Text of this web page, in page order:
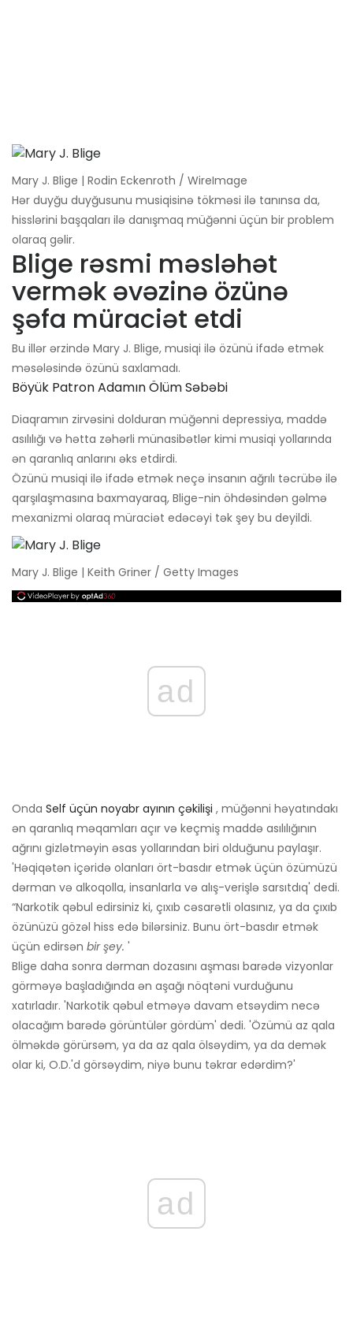
Mary J. Blige | Rodin Eckenroth / WireImage
Hər duyğu duyğusunu musiqisinə tökməsi ilə tanınsa da,
hisslərini başqaları ilə danışmaq müğənni üçün bir problem
olaraq gəlir.
Blige rəsmi məsləhət
vermək əvəzinə özünə
şəfa müraciət etdi
Bu illər ərzində Mary J. Blige, musiqi ilə özünü ifadə etmək
məsələsində özünü saxlamadı.
Böyük Patron Adamın Ölüm Səbəbi
Diaqramın zirvəsini dolduran müğənni depressiya, maddə
asılılığı və hətta zəhərli münasibətlər kimi musiqi yollarında
ən qaranlıq anlarını əks etdirdi.
Özünü musiqi ilə ifadə etmək neçə insanın ağrılı təcrübə ilə
qarşılaşmasına baxmayaraq, Blige-nin öhdəsindən gəlmə
mexanizmi olaraq müraciət edəcəyi tək şey bu deyildi.
Mary J. Blige | Keith Griner / Getty Images
ad
Onda Self üçün noyabr ayının çəkilişi , müğənni həyatındakı
ən qaranlıq məqamları açır və keçmiş maddə asılılığının
ağrını gizlətməyin əsas yollarından biri olduğunu paylaşır.
'Həqiqətən içəridə olanları ört-basdır etmək üçün özümüzü
dərman və alkoqolla, insanlarla və alış-verişlə sarsıtdıq' dedi.
“Narkotik qəbul edirsiniz ki, çıxıb cəsarətli olasınız, ya da çıxıb
özünüzü gözəl hiss edə bilərsiniz. Bunu ört-basdır etmək
üçün edirsən bir şey. '
Blige daha sonra dərman dozasını aşması barədə vizyonlar
görməyə başladığında ən aşağı nöqtəni vurduğunu
xatırladır. 'Narkotik qəbul etməyə davam etsəydim necə
olacağım barədə görüntülər gördüm' dedi. 'Özümü az qala
ölməkdə görürsəm, ya da az qala ölsəydim, ya da demək
olar ki, O.D.'d görsəydim, niyə bunu təkrar edərdim?'
ad